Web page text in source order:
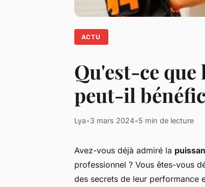
ACTU
Qu'est-ce
peut-il
Lya•3 mars 2024•5 min de lecture
Avez-vous déjà admiré la
professionnel ? Vous êtes-vous
des secrets de leur performance